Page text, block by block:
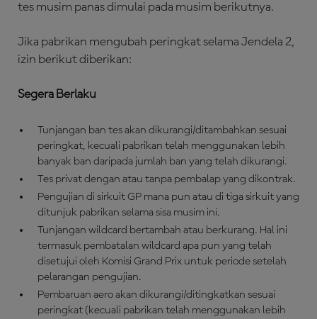
tes musim panas dimulai pada musim berikutnya.
Jika pabrikan mengubah peringkat selama Jendela 2,
izin berikut diberikan:
Segera Berlaku
Tunjangan ban tes akan dikurangi/ditambahkan sesuai
peringkat, kecuali pabrikan telah menggunakan lebih
banyak ban daripada jumlah ban yang telah dikurangi.
Tes privat dengan atau tanpa pembalap yang dikontrak.
Pengujian di sirkuit GP mana pun atau di tiga sirkuit yang
ditunjuk pabrikan selama sisa musim ini.
Tunjangan wildcard bertambah atau berkurang. Hal ini
termasuk pembatalan wildcard apa pun yang telah
disetujui oleh Komisi Grand Prix untuk periode setelah
pelarangan pengujian.
Pembaruan aero akan dikurangi/ditingkatkan sesuai
peringkat (kecuali pabrikan telah menggunakan lebih